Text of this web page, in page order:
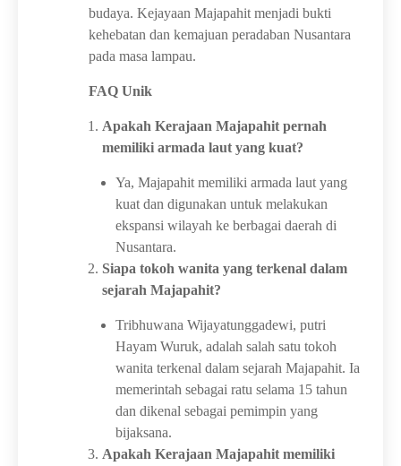
budaya. Kejayaan Majapahit menjadi bukti
kehebatan dan kemajuan peradaban Nusantara
pada masa lampau.
FAQ Unik
Apakah Kerajaan Majapahit pernah
memiliki armada laut yang kuat?
Ya, Majapahit memiliki armada laut yang
kuat dan digunakan untuk melakukan
ekspansi wilayah ke berbagai daerah di
Nusantara.
Siapa tokoh wanita yang terkenal dalam
sejarah Majapahit?
Tribhuwana Wijayatunggadewi, putri
Hayam Wuruk, adalah salah satu tokoh
wanita terkenal dalam sejarah Majapahit. Ia
memerintah sebagai ratu selama 15 tahun
dan dikenal sebagai pemimpin yang
bijaksana.
Apakah Kerajaan Majapahit memiliki